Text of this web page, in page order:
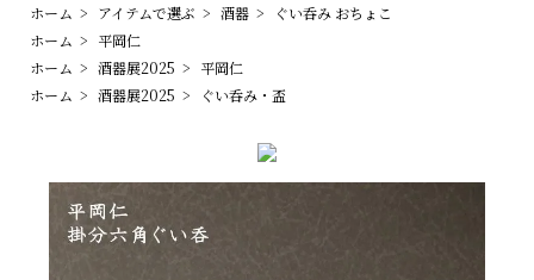
ホーム > アイテムで選ぶ > 酒器 >
ぐい呑み おちょこ
ホーム > 平岡仁
ホーム > 酒器展2025 > 平岡仁
ホーム > 酒器展2025 > ぐい呑み・盃